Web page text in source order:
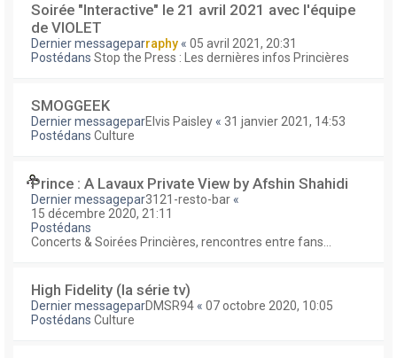
Soirée "Interactive" le 21 avril 2021 avec l'équipe
de VIOLET
Dernier messageparraphy « 05 avril 2021, 20:31
Postédans Stop the Press : Les dernières infos Princières
SMOGGEEK
Dernier messageparElvis Paisley « 31 janvier 2021, 14:53
Postédans Culture
Prince : A Lavaux Private View by Afshin Shahidi
Dernier messagepar3121-resto-bar «
15 décembre 2020, 21:11
Postédans
Concerts & Soirées Princières, rencontres entre fans...
High Fidelity (la série tv)
Dernier messageparDMSR94 « 07 octobre 2020, 10:05
Postédans Culture